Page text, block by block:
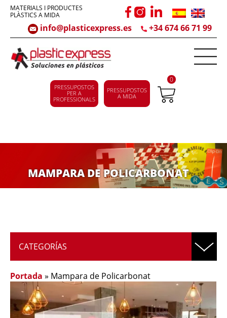
MATERIALS I PRODUCTES
PLÀSTICS A MIDA
info@plasticexpress.es +34 674 66 71 99
PRESSUPOSTOS
PER A
PROFESSIONALS
PRESSUPOSTOS
A MIDA
0
MAMPARA DE POLICARBONAT
CATEGORÍAS
Portada » Mampara de Policarbonat